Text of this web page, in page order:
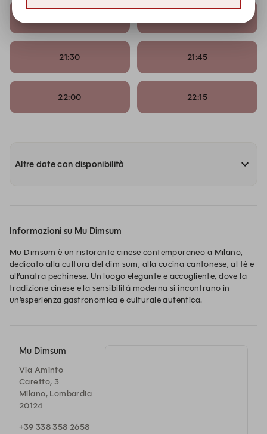
21:30 21:45
22:00 22:15
Altre date con disponibilità
Informazioni su Mu Dimsum
Mu Dimsum è un ristorante cinese contemporaneo a Milano,
dedicato alla cultura del dim sum, alla cucina cantonese, al tè e
all’anatra pechinese. Un luogo elegante e accogliente, dove la
tradizione cinese e la sensibilità moderna si incontrano in
un’esperienza gastronomica e culturale autentica.
Mu Dimsum
Via Aminto
Caretto, 3
Milano, Lombardia
20124
+39 338 358 2658